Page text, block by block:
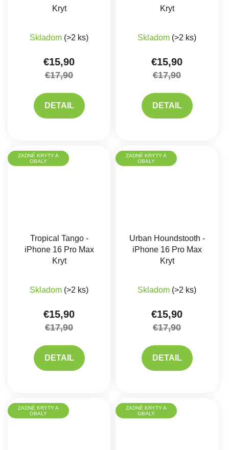
Kryt
Skladom (>2 ks)
€15,90
€17,90
DETAIL
Kryt
Skladom (>2 ks)
€15,90
€17,90
DETAIL
ZADNÉ KRYTY A
OBALY
Tropical Tango -
iPhone 16 Pro Max
Kryt
Skladom (>2 ks)
€15,90
€17,90
DETAIL
ZADNÉ KRYTY A
OBALY
Urban Houndstooth -
iPhone 16 Pro Max
Kryt
Skladom (>2 ks)
€15,90
€17,90
DETAIL
ZADNÉ KRYTY A
OBALY
ZADNÉ KRYTY A
OBALY